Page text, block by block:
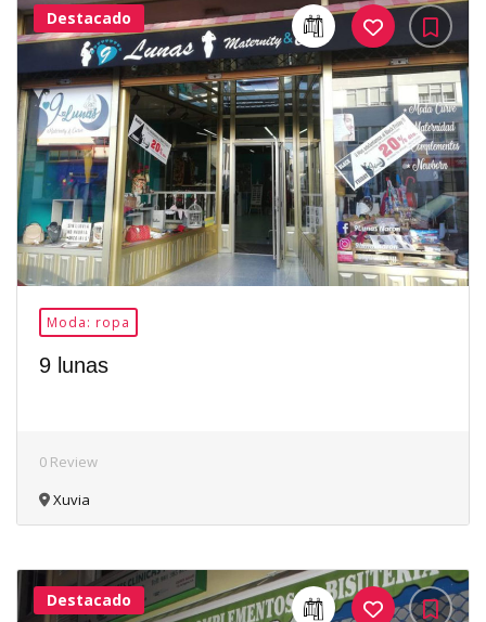
33Me
Gusta
Destacado
Moda: ropa
9 lunas
0 Review
Xuvia
Destacado